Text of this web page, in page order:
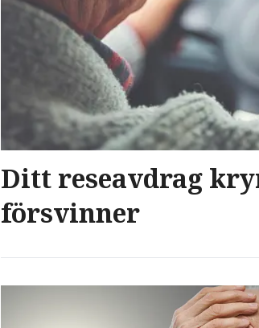
Ditt reseavdrag
försvinner